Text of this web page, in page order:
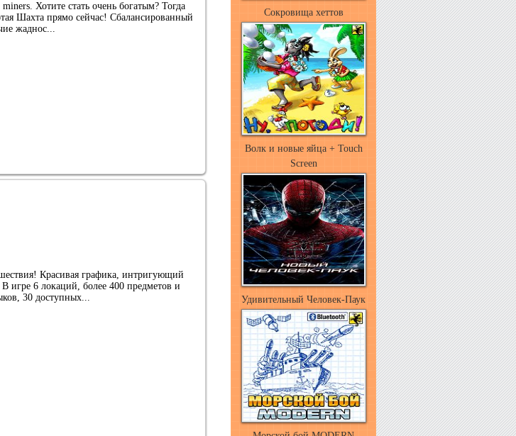
Хотите стать очень богатым? Тогда
Шахта прямо сейчас! Сбалансированный
жаднос...
Красивая графика, интригующий
игре 6 локаций, более 400 предметов и
30 доступных...
Сокровища хеттов
Волк и новые яйца + Touch
Screen
Удивительный Человек-Паук